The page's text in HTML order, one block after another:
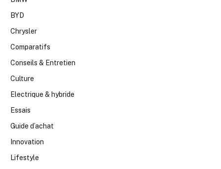
BYD
Chrysler
Comparatifs
Conseils & Entretien
Culture
Electrique & hybride
Essais
Guide d’achat
Innovation
Lifestyle